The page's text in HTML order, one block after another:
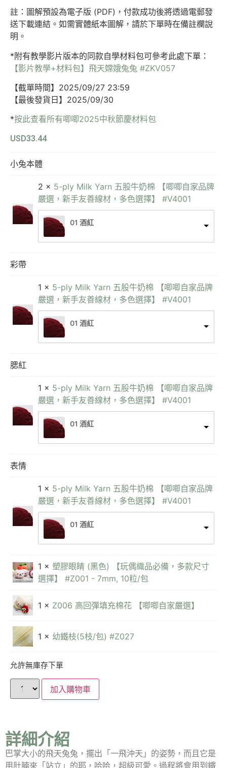
註：圖解預設為電子版 (PDF)，付款成功後將透過電郵發
送下載連結。如需實體紙本圖解，請於下單時在備註欄說
明。
*附有教學影片版本的同款自學材料包可參考此處下單：
【影片教學+材料包】飛天嫦娥兔兔 #ZKV057
【截單時間】2025/09/27 23:59
【最後發貨日】2025/09/30
*按此查看所有唧唧2025中秋節慶材料包​
USD33.44
小兔本體
2 × 5-ply Milk Yarn 五股牛奶棉 【唧唧自家品牌
嚴選，新手友善線材，多色選擇】 #V4001
01 酒紅
彩帶
1 × 5-ply Milk Yarn 五股牛奶棉 【唧唧自家品牌
嚴選，新手友善線材，多色選擇】 #V4001
01 酒紅
腮紅
1 × 5-ply Milk Yarn 五股牛奶棉 【唧唧自家品牌
嚴選，新手友善線材，多色選擇】 #V4001
01 酒紅
表情
1 × 5-ply Milk Yarn 五股牛奶棉 【唧唧自家品牌
嚴選，新手友善線材，多色選擇】 #V4001
01 酒紅
1 × 塑膠眼睛 (黑色) 【玩偶織品必備，多款尺寸
選擇】 #Z001 - 7mm, 10粒/包
1 × Z006 高回彈填充棉花 【唧唧自家嚴選】
1 × 幼鐵枝(5枝/包) #Z027
允許無庫存下單
加入購物車
詳細介紹
巴掌大小的飛天兔兔，擺出「一飛沖天」的姿勢，而且它是
用肚腩來「站立」的耶，哈哈，超級可愛。過程將會用到鐵